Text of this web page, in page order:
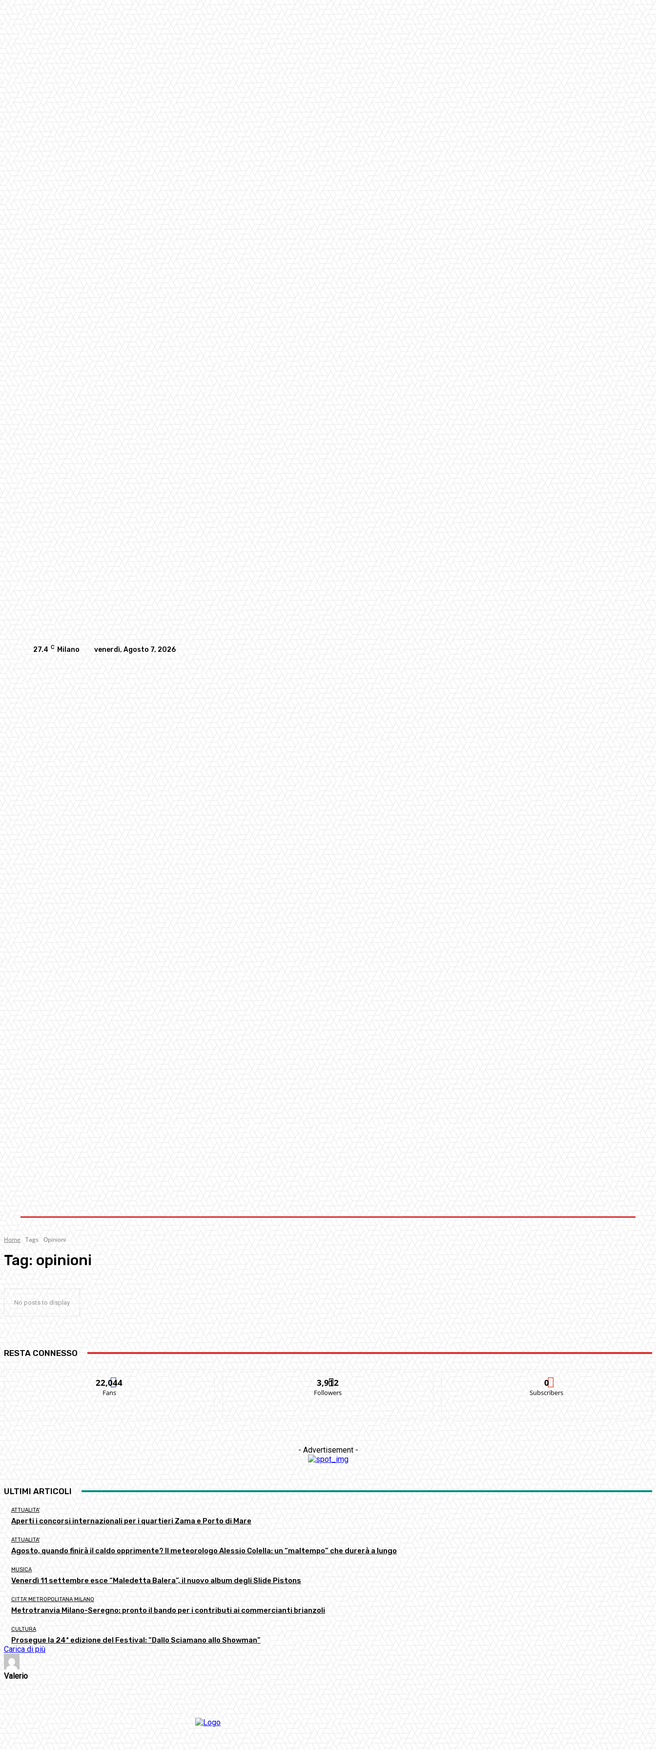
27.4 C Milano venerdì, Agosto 7, 2026
Home Tags Opinioni
Tag: opinioni
No posts to display
RESTA CONNESSO
22,044
Fans
3,912
Followers
0
Subscribers
- Advertisement -
ULTIMI ARTICOLI
ATTUALITA'
Aperti i concorsi internazionali per i quartieri Zama e Porto di Mare
ATTUALITA'
Agosto, quando finirà il caldo opprimente? Il meteorologo Alessio Colella: un “maltempo” che durerà a lungo
MUSICA
Venerdì 11 settembre esce “Maledetta Balera”, il nuovo album degli Slide Pistons
CITTA' METROPOLITANA MILANO
Metrotranvia Milano-Seregno: pronto il bando per i contributi ai commercianti brianzoli
CULTURA
Prosegue la 24ª edizione del Festival: “Dallo Sciamano allo Showman”
Carica di più
Valerio